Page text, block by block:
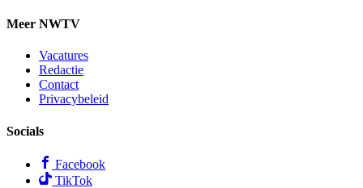
Meer NWTV
Vacatures
Redactie
Contact
Privacybeleid
Socials
Facebook
TikTok